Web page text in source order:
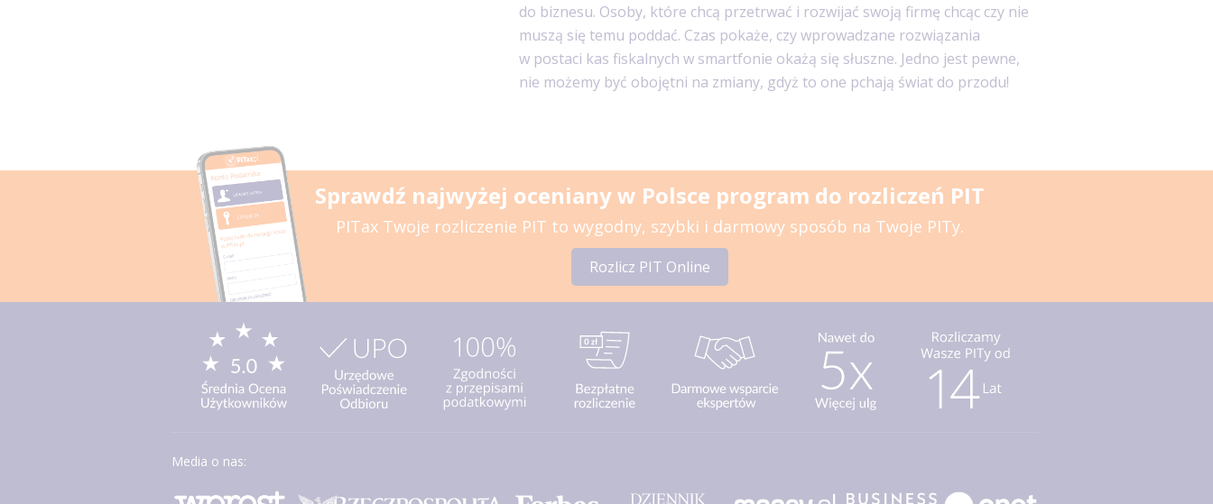
do biznesu. Osoby, które chcą przetrwać i rozwijać swoją firmę chcąc czy nie
muszą się temu poddać. Czas pokaże, czy wprowadzane rozwiązania
w postaci kas fiskalnych w smartfonie okażą się słuszne. Jedno jest pewne,
nie możemy być obojętni na zmiany, gdyż to one pchają świat do przodu!
Sprawdź najwyżej oceniany w Polsce program do rozliczeń PIT
PITax Twoje rozliczenie PIT to wygodny, szybki i darmowy sposób na Twoje PITy.
Rozlicz PIT Online
Media o nas: